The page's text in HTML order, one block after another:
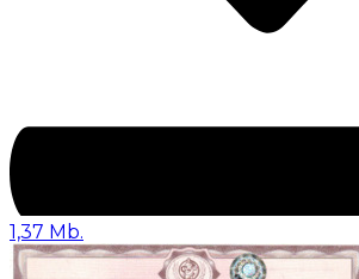
1,37 Mb.